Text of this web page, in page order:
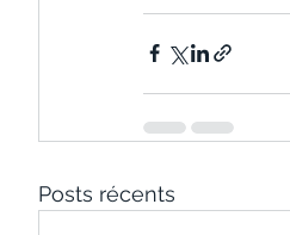
Posts récents